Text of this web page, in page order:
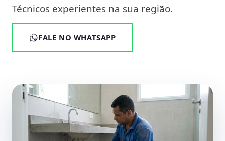
Técnicos experientes na sua região.
FALE NO WHATSAPP